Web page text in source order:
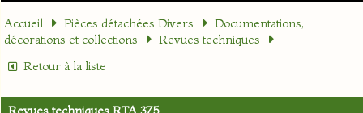
Accueil Pièces détachées Divers
Documentations,
décorations et collections
Revues techniques
Retour à la liste